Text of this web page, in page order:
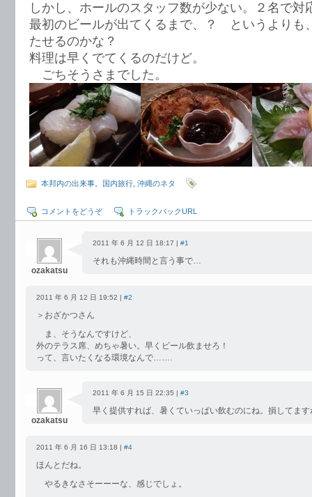
しかし、ホールのスタッフ数が少ない。２名で対
最初のビールが出てくるまで、？ というよりも
たせるのかな？
料理は早くでてくるのだけど。
ごちそうさまでした。
本邦内の出来事。国内旅行 沖縄のネタ
コメントをどうぞ トラックバックURL
ozakatsu
2011 年 6 月 12 日 18:17 | #1
それも沖縄時間と言う事で…
2011 年 6 月 12 日 19:52 | #2
＞おざかつさん
ま、そうなんですけど、
外のテラス席、めちゃ暑い。早くビール飲ませろ！
って、言いたくなる環境なんで…….
ozakatsu
2011 年 6 月 15 日 22:35 | #3
早く提供すれば、暑くていっぱい飲むのにね。損してます
2011 年 6 月 16 日 13:18 | #4
ほんとだね。
やるきなさそーーーな、感じでしょ。